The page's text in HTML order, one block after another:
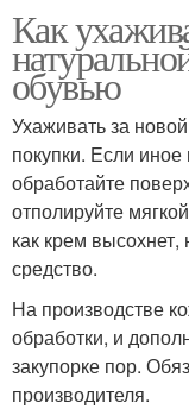
Как
обувью
Ухаживать за
покупки. Если
обработайте
отполируйте
как крем
средство.
На производстве
обработки, и
закупорке пор.
производителя.